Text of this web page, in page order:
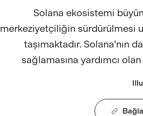
Solana ekosistemi
merkeziyetçiliğin sürdürülmesi
taşımaktadır. Solana'nın
sağlamasına yardımcı